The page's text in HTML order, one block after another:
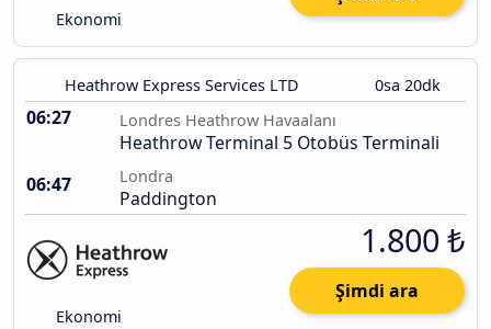
Ekonomi
Heathrow Express Services LTD 0sa 20dk
06:27 Londres Heathrow Havaalanı
Heathrow Terminal 5 Otobüs Terminali
06:47
Londra
Paddington
Ekonomi
1.800 ₺
Şimdi ara